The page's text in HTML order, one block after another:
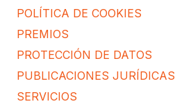
POLÍTICA DE COOKIES
PREMIOS
PROTECCIÓN DE DATOS
PUBLICACIONES JURÍDICAS
SERVICIOS